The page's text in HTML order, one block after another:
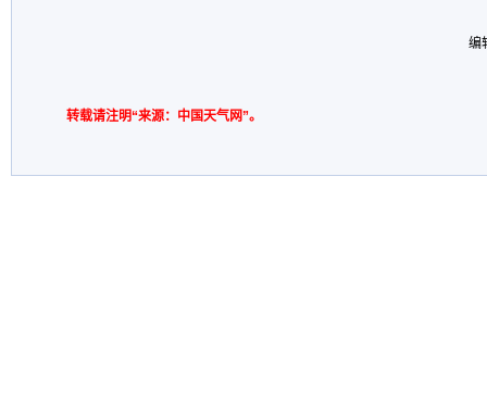
编
转载请注明“来源：中国天气网”。